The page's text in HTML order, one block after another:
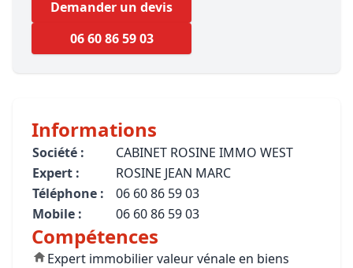
Demander un devis
06 60 86 59 03
Informations
Société :
CABINET ROSINE IMMO WEST
Expert :
ROSINE JEAN MARC
Téléphone :
06 60 86 59 03
Mobile :
06 60 86 59 03
Compétences
Expert immobilier valeur vénale en biens